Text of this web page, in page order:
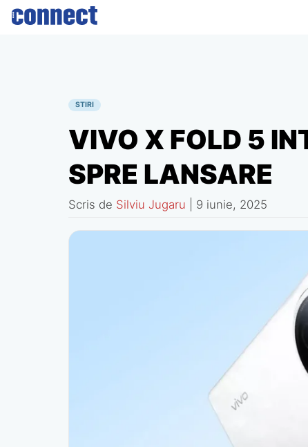
Skip
STIRI
VIVO X FOLD 5
SPRE LANSARE
Scris de Silviu Jugaru 9 iunie, 2025